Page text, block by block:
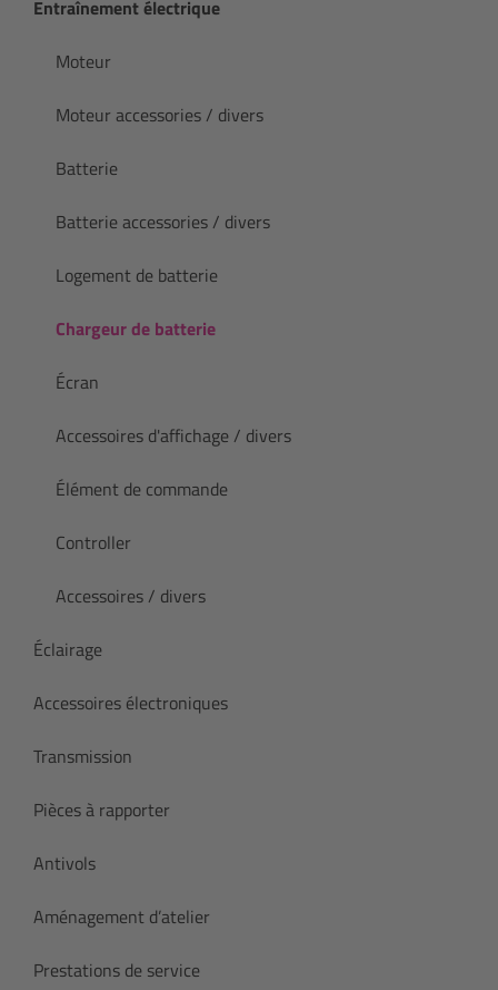
Entraînement électrique
Moteur
Moteur accessories / divers
Batterie
Batterie accessories / divers
Logement de batterie
Chargeur de batterie
Écran
Accessoires d'affichage / divers
Élément de commande
Controller
Accessoires / divers
Éclairage
Accessoires électroniques
Transmission
Pièces à rapporter
Antivols
Aménagement d’atelier
Prestations de service